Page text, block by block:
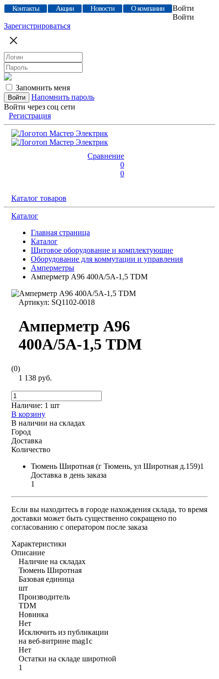
Контакты Акции Новости О компании
Войти
Войти
Зарегистрироваться
Запомнить меня
Напомнить пароль
Войти через соц сети
Регистрация
Сравнение
0
0
Каталог товаров
Каталог
Главная страница
Каталог
Щитовое оборудование и комплектующие
Оборудование для коммутации и управления
Амперметры
Амперметр А96 400А/5А-1,5 TDM
Артикул: SQ1102-0018
Амперметр А96
400А/5А-1,5 TDM
(0)
1 138 руб.
Наличие: 1 шт
В корзину
В наличии на складах
Город
Доставка
Количество
Тюмень Широтная (г Тюмень, ул Широтная д.159)1
Доставка в день заказа
1
Если вы находитесь в городе нахождения склада, то время
доставки может быть существенно сокращено по
согласованию с оператором после заказа
Характеристики
Описание
Наличие на складах
Тюмень Широтная
Базовая единица
шт
Производитель
TDM
Новинка
Нет
Исключить из публикации
на веб-витрине mag1c
Нет
Остатки на складе широтной
1